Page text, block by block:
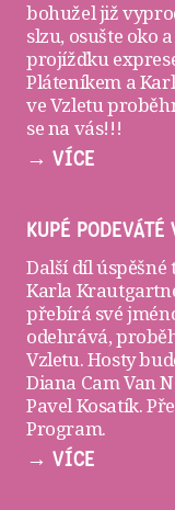
bohužel již
slzu, osušte oko
projížďku
Pláteníkem a
ve Vzletu
se na vás!!!
→ VÍCE
KUPÉ PODEVÁTÉ
Další díl úspěšné
Karla
přebírá své
odehrává,
Vzletu. Hosty
Diana Cam Van
Pavel Kosatík.
Program.
→ VÍCE